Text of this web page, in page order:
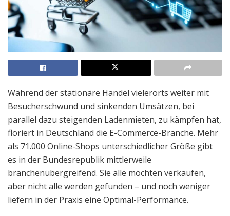
Während der stationäre Handel vielerorts weiter mit
Besucherschwund und sinkenden Umsätzen, bei
parallel dazu steigenden Ladenmieten, zu kämpfen hat,
floriert in Deutschland die E-Commerce-Branche. Mehr
als 71.000 Online-Shops unterschiedlicher Größe gibt
es in der Bundesrepublik mittlerweile
branchenübergreifend. Sie alle möchten verkaufen,
aber nicht alle werden gefunden – und noch weniger
liefern in der Praxis eine Optimal-Performance.